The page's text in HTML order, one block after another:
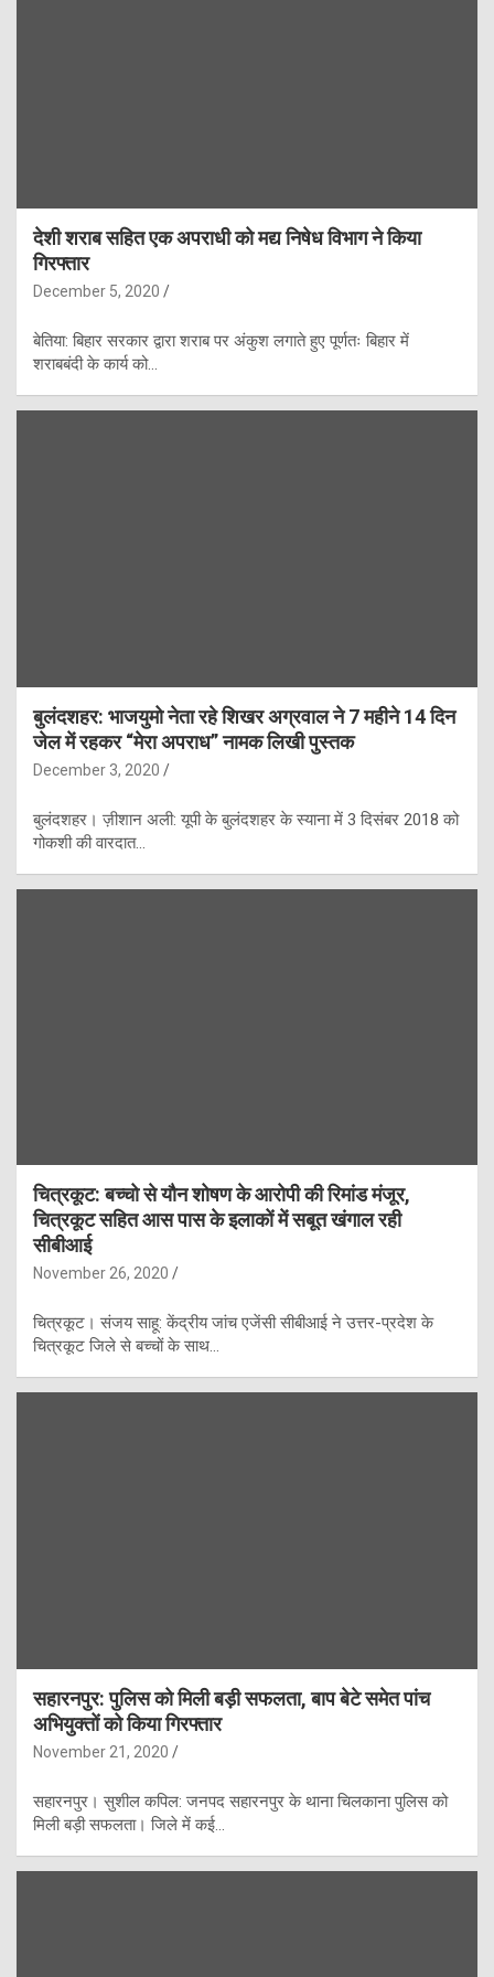
देशी शराब सहित एक अपराधी को मद्य निषेध विभाग ने किया
गिरफ्तार
December 5, 2020
बेतिया: बिहार सरकार द्वारा शराब पर अंकुश लगाते हुए पूर्णतः बिहार में
शराबबंदी के कार्य को…
बुलंदशहर: भाजयुमो नेता रहे शिखर अग्रवाल ने 7 महीने 14 दिन
जेल में रहकर “मेरा अपराध” नामक लिखी पुस्तक
December 3, 2020
बुलंदशहर। ज़ीशान अली: यूपी के बुलंदशहर के स्याना में 3 दिसंबर 2018 को
गोकशी की वारदात…
चित्रकूट: बच्चो से यौन शोषण के आरोपी की रिमांड मंजूर,
चित्रकूट सहित आस पास के इलाकों में सबूत खंगाल रही
सीबीआई
November 26, 2020
चित्रकूट। संजय साहू: केंद्रीय जांच एजेंसी सीबीआई ने उत्तर-प्रदेश के
चित्रकूट जिले से बच्चों के साथ…
सहारनपुर: पुलिस को मिली बड़ी सफलता, बाप बेटे समेत पांच
अभियुक्तों को किया गिरफ्तार
November 21, 2020
सहारनपुर। सुशील कपिल: जनपद सहारनपुर के थाना चिलकाना पुलिस को
मिली बड़ी सफलता। जिले में कई…